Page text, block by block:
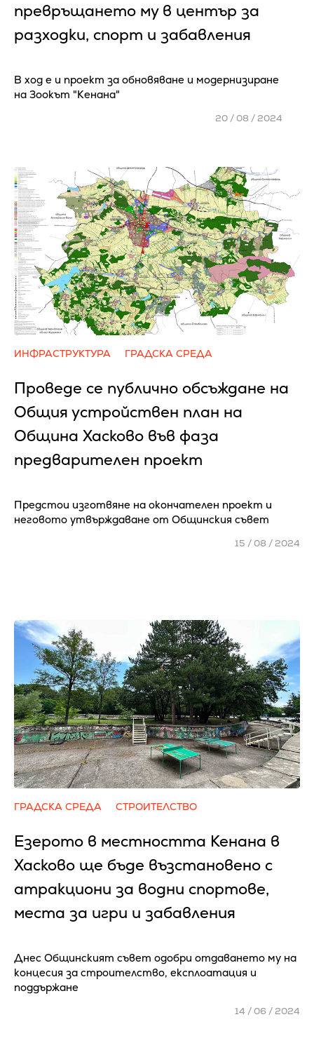
превръщането му в център за
разходки, спорт и забавления
В ход е и проект за обновяване и модернизиране
на Зоокът "Кенана"
20 / 08 / 2024
ИНФРАСТРУКТУРА ГРАДСКА СРЕДА
Проведе се публично обсъждане на
Общия устройствен план на
Община Хасково във фаза
предварителен проект
Предстои изготвяне на окончателен проект и
неговото утвърждаване от Общинския съвет
15 / 08 / 2024
ГРАДСКА СРЕДА СТРОИТЕЛСТВО
Езерото в местността Кенана в
Хасково ще бъде възстановено с
атракциони за водни спортове,
места за игри и забавления
Днес Общинският съвет одобри отдаването му на
концесия за строителство, експлоатация и
поддържане
14 / 06 / 2024